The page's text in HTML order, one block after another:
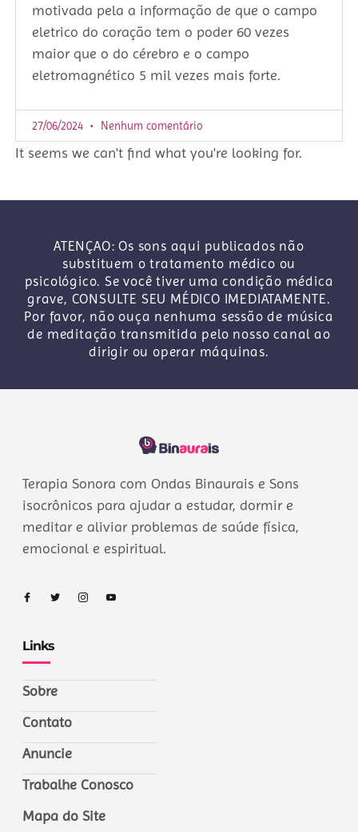
motivada pela a informação de que o campo
eletrico do coração tem o poder 60 vezes
maior que o do cérebro e o campo
eletromagnético 5 mil vezes mais forte.
27/06/2024 Nenhum comentário
It seems we can't find what you're looking for.
ATENÇAO: Os sons aqui publicados não
substituem o tratamento médico ou
psicológico. Se você tiver uma condição médica
grave, CONSULTE SEU MÉDICO IMEDIATAMENTE.
Por favor, não ouça nenhuma sessão de música
de meditação transmitida pelo nosso canal ao
dirigir ou operar máquinas.
Terapia Sonora com Ondas Binaurais e Sons
isocrônicos para ajudar a estudar, dormir e
meditar e aliviar problemas de saúde física,
emocional e espiritual.
Links
Sobre
Contato
Anuncie
Trabalhe Conosco
Mapa do Site